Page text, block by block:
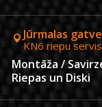
Jūrmalas
KN6 riepu
Montāža /
Riepas un Diski